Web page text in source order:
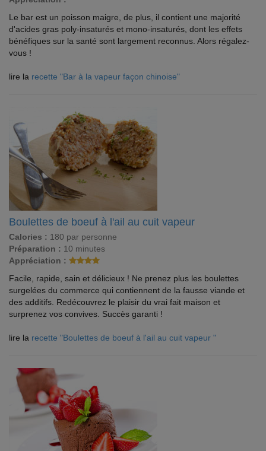
Le bar est un poisson maigre, de plus, il contient une majorité
d'acides gras poly-insaturés et mono-insaturés, dont les effets
bénéfiques sur la santé sont largement reconnus. Alors régalez-
vous !
lire la recette "Bar à la vapeur façon chinoise"
Boulettes de boeuf à l'ail au cuit vapeur
Calories : 180 par personne
Préparation : 10 minutes
Appréciation :
Facile, rapide, sain et délicieux ! Ne prenez plus les boulettes
surgelées du commerce qui contiennent de la fausse viande et
des additifs. Redécouvrez le plaisir du vrai fait maison et
surprenez vos convives. Succès garanti !
lire la recette "Boulettes de boeuf à l'ail au cuit vapeur "